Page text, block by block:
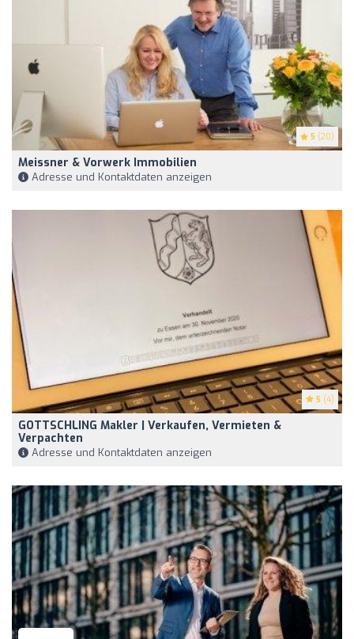
5 (20)
Meissner & Vorwerk Immobilien
Adresse und Kontaktdaten anzeigen
5 (4)
GOTTSCHLING Makler | Verkaufen, Vermieten &
Verpachten
Adresse und Kontaktdaten anzeigen